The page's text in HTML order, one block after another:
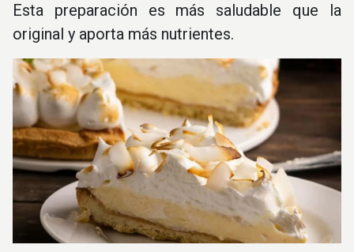
Esta preparación es más saludable que la
original y aporta más nutrientes.